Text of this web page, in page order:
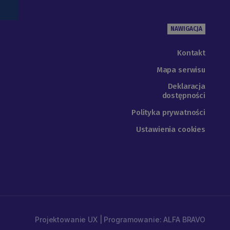
NAWIGACJA
Kontakt
Mapa serwisu
Deklaracja
dostępności
Polityka prywatności
Ustawienia cookies
Projektowanie UX | Programowanie: ALFA BRAVO